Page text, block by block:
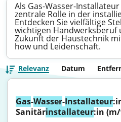
Als Gas-Wasser-
zentrale Rolle in der
Entdecken Sie vielfältige
wichtigen Handwerksberuf
Zukunft der Haustechnik
how und Leidenschaft.
Relevanz Datum
Gas-Wasser-Installateur
Sanitärinstallateur:in